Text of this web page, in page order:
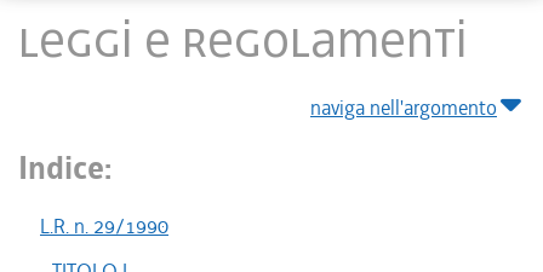
LEGGI E REGOLAMENTI
naviga nell'argomento
Indice:
L.R. n. 29/1990